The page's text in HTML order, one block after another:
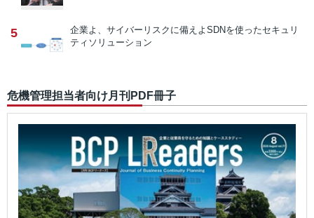
5 企業よ、サイバーリスクに備えよ SDNを使ったセキュリ
ティソリューション
危機管理担当者向け月刊PDF冊子